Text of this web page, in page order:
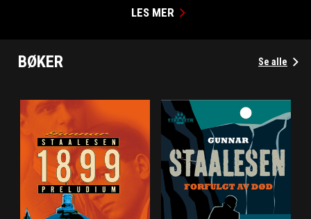
LES MER
BØKER Se alle